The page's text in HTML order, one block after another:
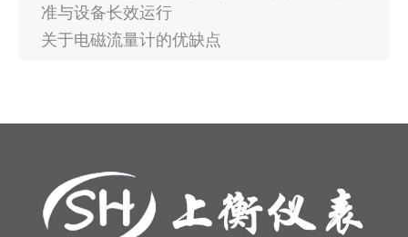
准与设备长效运行
关于电磁流量计的优缺点